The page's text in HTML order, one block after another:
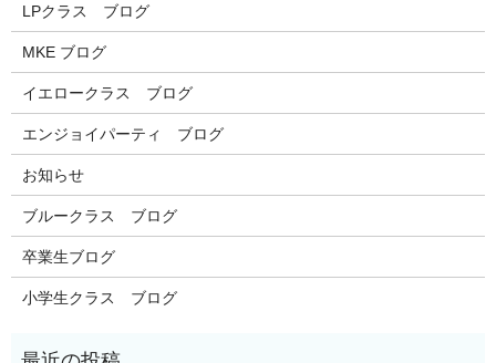
LPクラス ブログ
MKE ブログ
イエロークラス ブログ
エンジョイパーティ ブログ
お知らせ
ブルークラス ブログ
卒業生ブログ
小学生クラス ブログ